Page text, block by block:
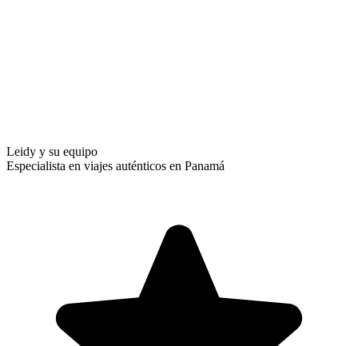
Leidy y su equipo
Especialista en viajes auténticos en Panamá